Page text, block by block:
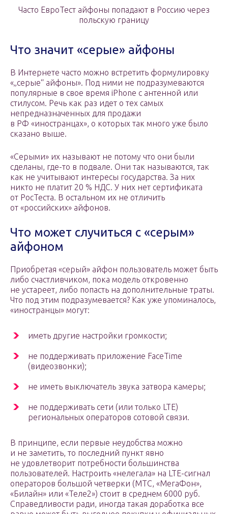
Часто ЕвроТест айфоны попадают в Россию через
польскую границу
Что значит «серые» айфоны
В Интернете часто можно встретить формулировку
«„серые“ айфоны». Под ними не подразумеваются
популярные в свое время iPhone с антенной или
стилусом. Речь как раз идет о тех самых
непредназначенных для продажи
в РФ «иностранцах», о которых так много уже было
сказано выше.
«Серыми» их называют не потому что они были
сделаны, где-то в подвале. Они так называются, так
как не учитывают интересы государства. За них
никто не платит 20 % НДС. У них нет сертификата
от РосТеста. В остальном их не отличить
от «российских» айфонов.
Что может случиться с «серым»
айфоном
Приобретая «серый» айфон пользователь может быть
либо счастливчиком, пока модель откровенно
не устареет, либо попасть на дополнительные траты.
Что под этим подразумевается? Как уже упоминалось,
«иностранцы» могут:
иметь другие настройки громкости;
не поддерживать приложение FaceTime
(видеозвонки);
не иметь выключатель звука затвора камеры;
не поддерживать сети (или только LTE)
региональных операторов сотовой связи.
В принципе, если первые неудобства можно
и не заметить, то последний пункт явно
не удовлетворит потребности большинства
пользователей. Настроить «нелегала» на LTE-сигнал
операторов большой четверки (МТС, «МегаФон»,
«Билайн» или «Теле2») стоит в среднем 6000 руб.
Справедливости ради, иногда такая доработка все